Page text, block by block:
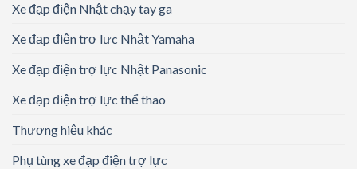
Xe đạp điện Nhật chạy tay ga
Xe đạp điện trợ lực Nhật Yamaha
Xe đạp điện trợ lực Nhật Panasonic
Xe đạp điện trợ lực thể thao
Thương hiệu khác
Phụ tùng xe đạp điện trợ lực